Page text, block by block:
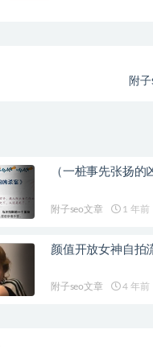
附
（一桩事先张扬
附子seo文章 1 年前
颜值开放女神自拍
附子seo文章 4 年前